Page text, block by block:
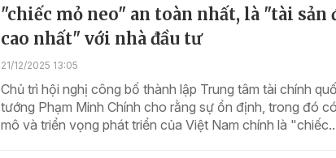
"chiếc mỏ neo" an toàn nhất, là "tài sản
cao nhất" với nhà đầu tư
21/12/2025 13:05
Chủ trì hội nghị công bố thành lập Trung tâm tài chính
tướng Phạm Minh Chính cho rằng sự ổn định, trong đó
mô và triển vọng phát triển của Việt Nam chính là